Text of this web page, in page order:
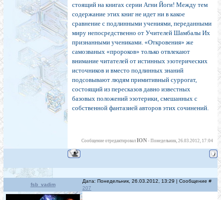
стоящий на книгах серии Агни Йоги! Между тем
содержание этих книг не идет ни в какое
сравнение с подлинными учениями, переданными
миру непосредственно от Учителей Шамбалы Их
признанными учениками. «Откровения» же
самозваных «пророков» только отвлекают
внимание читателей от истинных эзотерических
источников и вместо подлинных знаний
подсовывают людям примитивный суррогат,
состоящий из пересказов давно известных
базовых положений эзотерики, смешанных с
собственной фантазией авторов этих сочинений.
Сообщение отредактировал ION - Понедельник, 26.03.2012, 17:04
fsb_vadim
Дата: Понедельник, 26.03.2012, 13:29 | Сообщение #
207